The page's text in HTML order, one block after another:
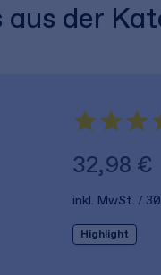
der
32,98 €
inkl. MwSt.
Highlight